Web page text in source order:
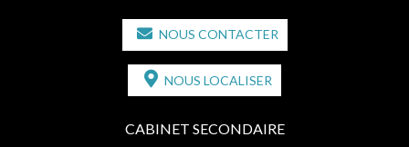
NOUS CONTACTER
NOUS LOCALISER
CABINET SECONDAIRE